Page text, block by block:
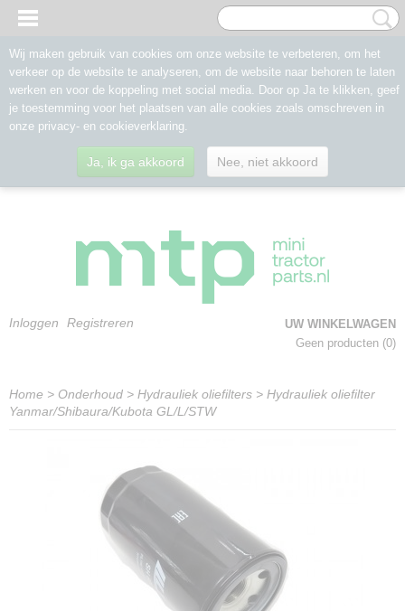
Inloggen Registreren
UW WINKELWAGEN
Geen producten (0)
Home > Onderhoud > Hydrauliek oliefilters > Hydrauliek oliefilter
Yanmar/Shibaura/Kubota GL/L/STW
Wij maken gebruik van cookies om onze website te verbeteren, om het
verkeer op de website te analyseren, om de website naar behoren te laten
werken en voor de koppeling met social media. Door op Ja te klikken, geef
je toestemming voor het plaatsen van alle cookies zoals omschreven in
onze privacy- en cookieverklaring.
Ja, ik ga akkoord Nee, niet akkoord